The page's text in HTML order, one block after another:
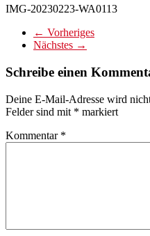
IMG-20230223-WA0113
← Vorheriges
Nächstes →
Schreibe einen
Deine E-Mail-Adresse wird
Felder sind mit * markiert
Kommentar *